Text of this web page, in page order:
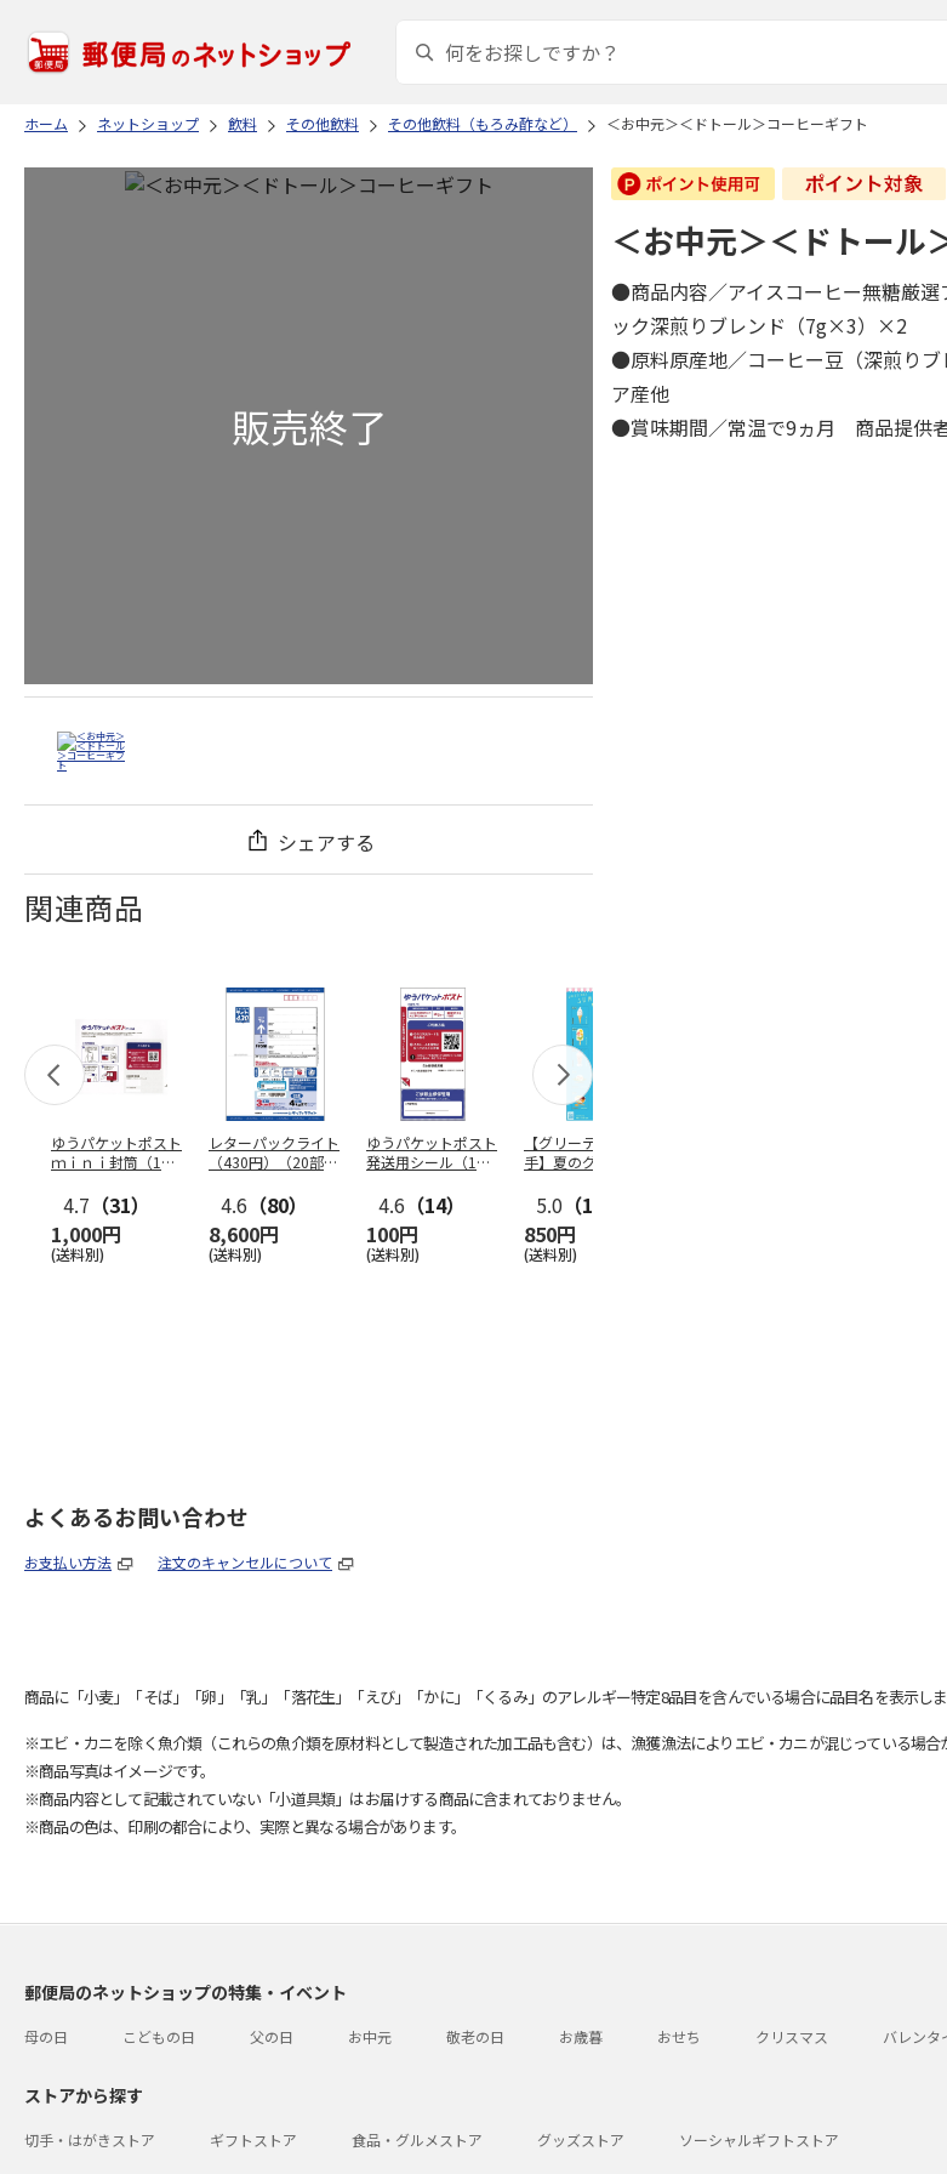
ホーム ネットショップ 飲料 その他飲料 その他飲料（もろみ酢など） ＜お中元＞＜ドトール＞コーヒーギフト
シェアする
関連商品
ゆうパケットポスト
ｍｉｎｉ封筒（1個
4.7 （31）
1,000円
(送料別)
レターパックライト
（430円）（20部セ
4.6 （80）
8,600円
(送料別)
ゆうパケットポスト
発送用シール（1個
4.6 （14）
100円
(送料別)
【グリーティング切
手】夏のグリーティ
5.0 （10）
850円
(送料別)
＜お中元＞＜ドトール
●商品内容／アイスコーヒー無糖厳
ック深煎りブレンド（7g×3）×2
●原料原産地／コーヒー豆（深煎り
ア産他
●賞味期間／常温で9ヵ月 商品提供
よくあるお問い合わせ
お支払い方法 注文のキャンセルについて
商品に「小麦」「そば」「卵」「乳」「落花生」「えび」「かに」「くるみ」のアレルギー特定8品目を含んでいる場合に品目名を表示しま
※エビ・カニを除く魚介類（これらの魚介類を原材料として製造された加工品も含む）は、漁獲漁法によりエビ・カニが混じっている場
※商品写真はイメージです。
※商品内容として記載されていない「小道具類」はお届けする商品に含まれておりません。
※商品の色は、印刷の都合により、実際と異なる場合があります。
郵便局のネットショップの特集・イベント
母の日 こどもの日 父の日 お中元 敬老の日 お歳暮 おせち クリスマス バレンタ
ストアから探す
切手・はがきストア ギフトストア 食品・グルメストア グッズストア ソーシャルギフトストア